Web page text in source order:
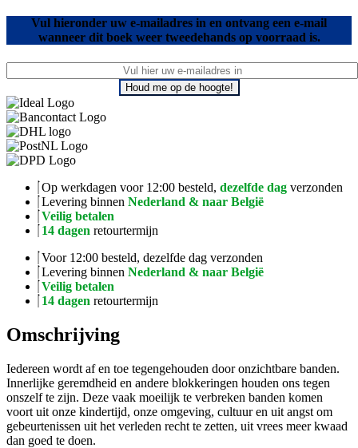
Vul hieronder uw e-mailadres in en ontvang een e-mail
wanneer dit boek weer tweedehands op voorraad is.
Houd me op de hoogte!
Op werkdagen voor 12:00 besteld, dezelfde dag verzonden
Levering binnen Nederland & naar België
Veilig betalen
14 dagen retourtermijn
Voor 12:00 besteld, dezelfde dag verzonden
Levering binnen Nederland & naar België
Veilig betalen
14 dagen retourtermijn
Omschrijving
Iedereen wordt af en toe tegengehouden door onzichtbare banden.
Innerlijke geremdheid en andere blokkeringen houden ons tegen
onszelf te zijn. Deze vaak moeilijk te verbreken banden komen
voort uit onze kindertijd, onze omgeving, cultuur en uit angst om
gebeurtenissen uit het verleden recht te zetten, uit vrees meer kwaad
dan goed te doen.